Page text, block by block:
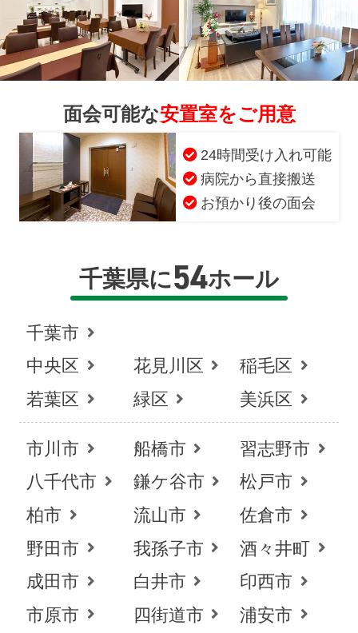
面会可能な安置室をご用意
24時間受け入れ可能
病院から直接搬送
お預かり後の面会
千葉県に54ホール
千葉市
中央区
花見川区
稲毛区
若葉区
緑区 美浜区
市川市 船橋市
習志野市
八千代市
鎌ケ谷市
松戸市
柏市
流山市
佐倉市
野田市
我孫子市
酒々井町
成田市
白井市
印西市
市原市
四街道市
浦安市